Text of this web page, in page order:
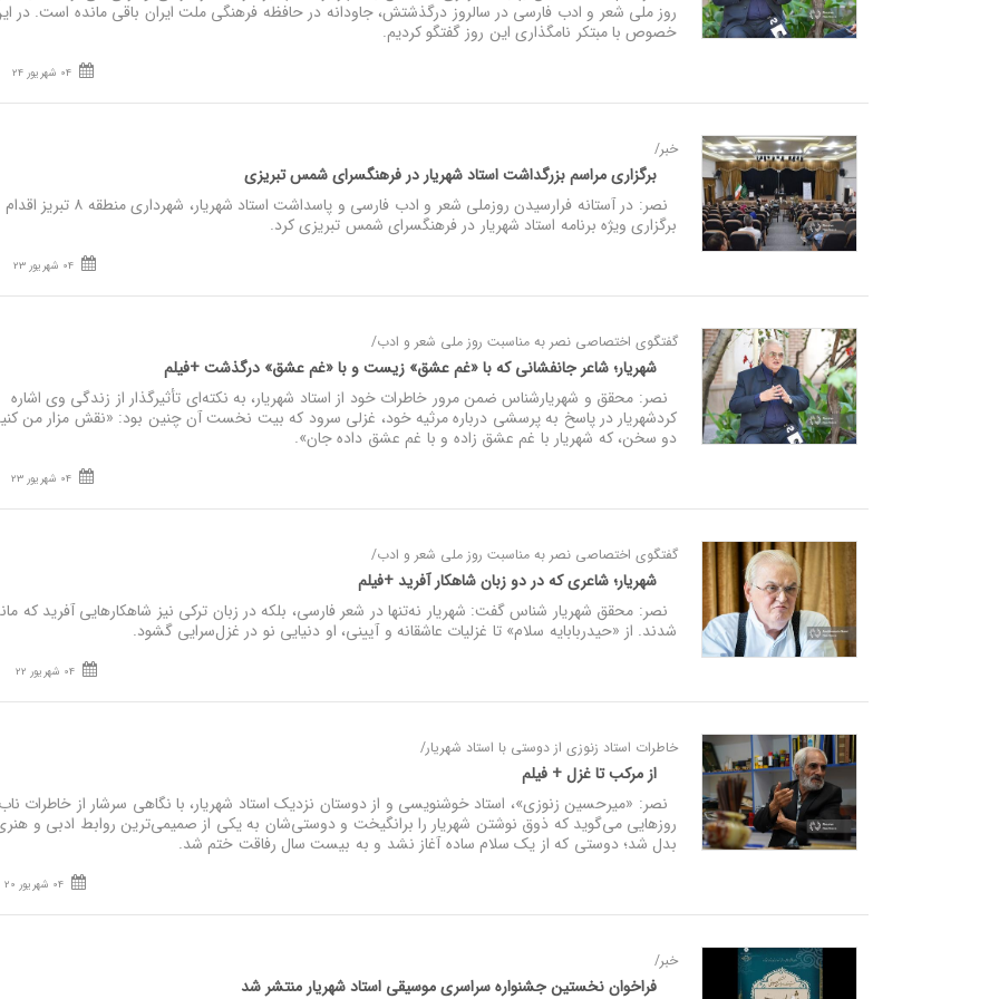
روز ملی شعر و ادب فارسی در سالروز درگذشتش، جاودانه در حافظه فرهنگی ملت ایران باقی مانده است. در
خصوص با مبتکر نامگذاری این روز گفتگو کردیم.
04 شهریور 24
خبر/
برگزاری مراسم بزرگداشت استاد شهریار در فرهنگسرای شمس تبریزی
نصر: در آستانه فرارسیدن روزملی شعر و ادب فارسی و پاسداشت استاد شهریار، شهرداری
برگزاری ویژه برنامه استاد شهریار در فرهنگسرای شمس تبریزی کرد.
04 شهریور 23
گفتگوی اختصاصی نصر به مناسبت روز ملی شعر و ادب/
شهریار؛ شاعر جانفشانی که با «غم عشق» زیست و با «غم عشق» درگذشت +فیلم
نصر: محقق و شهریار‌شناس ضمن مرور خاطرات خود از استاد شهریار، به نکته‌ای تأثیرگذار از زندگی وی اشاره
کردشهریار در پاسخ به پرسشی درباره مرثیه خود، غزلی سرود که بیت نخست آن چنین بود: «نقش مزار من
دو سخن، که شهریار با غم عشق زاده و با غم عشق داده جان».
04 شهریور 23
گفتگوی اختصاصی نصر به مناسبت روز ملی شعر و ادب/
شهریار؛ شاعری که در دو زبان شاهکار آفرید +فیلم
نصر: محقق شهریار شناس گفت: شهریار نه‌تنها در شعر فارسی، بلکه در زبان ترکی نیز شاهکارهایی آفرید که
شدند. از «حیدربابایه سلام» تا غزلیات عاشقانه و آیینی، او دنیایی نو در غزل‌سرایی گشود.
04 شهریور 22
خاطرات استاد زنوزی از دوستی با استاد شهریار/
از مرکب تا غزل + فیلم
نصر: «میرحسین زنوزی»، استاد خوشنویسی و از دوستان نزدیک استاد شهریار، با نگاهی سرشار از خاطرات
روزهایی می‌گوید که ذوق نوشتن شهریار را برانگیخت و دوستی‌شان به یکی از صمیمی‌ترین روابط ادبی و
بدل شد؛ دوستی که از یک سلام ساده آغاز نشد و به بیست سال رفاقت ختم شد.
04 شهریور 20
خبر/
فراخوان نخستین جشنواره سراسری موسیقی استاد شهریار منتشر شد